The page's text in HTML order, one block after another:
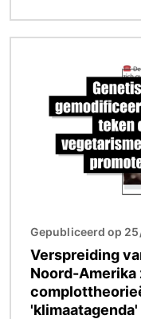
Gepubliceerd op
Verspreiding
Noord-
'klimaatagenda'